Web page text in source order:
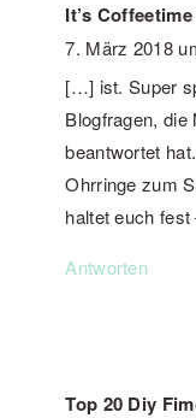
It’s
7. März 2018
[…] ist. Super
Blogfragen,
beantwortet
Ohrringe zum
haltet euch
Antworten
Top 20 Diy